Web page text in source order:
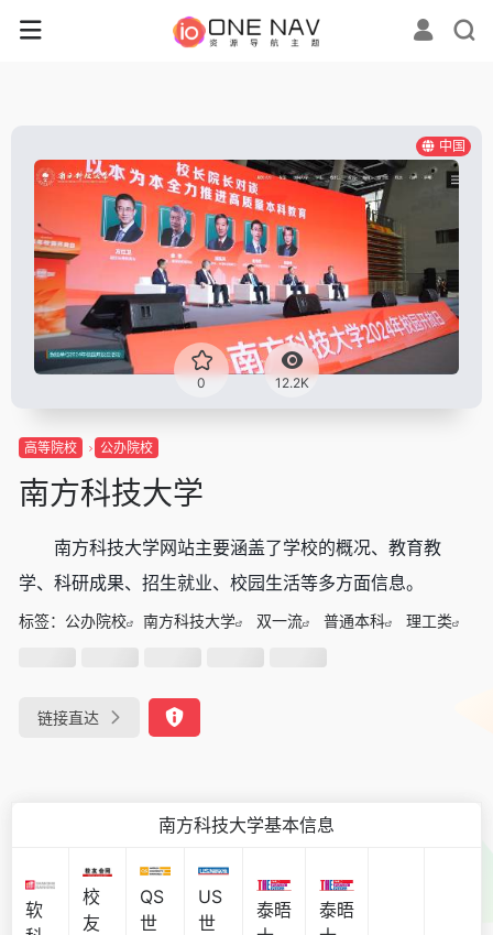
中国
0 12.2K
高等院校 公办院校
南方科技大学
南方科技大学网站主要涵盖了学校的概况、教育教
学、科研成果、招生就业、校园生活等多方面信息。
标签： 公办院校 南方科技大学 双一流 普通本科 理工类
链接直达
南方科技大学基本信息
软
校
友
QS
世
US
世
泰晤
泰晤